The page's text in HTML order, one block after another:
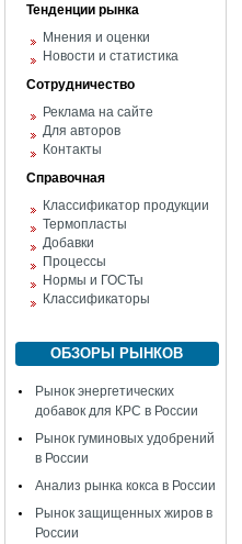
Тенденции рынка
Мнения и оценки
Новости и статистика
Сотрудничество
Реклама на сайте
Для авторов
Контакты
Справочная
Классификатор продукции
Термопласты
Добавки
Процессы
Нормы и ГОСТы
Классификаторы
ОБЗОРЫ РЫНКОВ
Рынок энергетических
добавок для КРС в России
Рынок гуминовых удобрений
в России
Анализ рынка кокса в России
Рынок защищенных жиров в
России